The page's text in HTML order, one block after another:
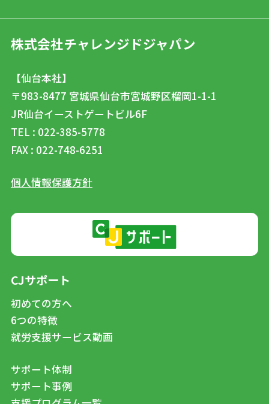
株式会社チャレンジドジャパン
【仙台本社】
〒983-8477 宮城県仙台市宮城野区榴岡1-1-1
JR仙台イーストゲートビル6F
TEL : 022-385-5778
FAX : 022-748-6251
個人情報保護方針
CJサポート
初めての方へ
6つの特徴
就労支援サービス動画
サポート体制
サポート事例